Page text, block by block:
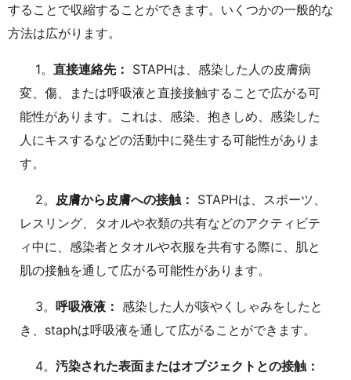
することで収縮することができます。いくつかの一般的な
方法は広がります。
1。 直接連絡先： STAPHは、感染した人の皮膚病
変、傷、または呼吸液と直接接触することで広がる可
能性があります。これは、感染、抱きしめ、感染した
人にキスするなどの活動中に発生する可能性がありま
す。
2。 皮膚から皮膚への接触： STAPHは、スポーツ、
レスリング、タオルや衣類の共有などのアクティビテ
ィ中に、感染者とタオルや衣服を共有する際に、肌と
肌の接触を通して広がる可能性があります。
3。 呼吸液液： 感染した人が咳やくしゃみをしたと
き、staphは呼吸液を通して広がることができます。
4。 汚染された表面またはオブジェクトとの接触：